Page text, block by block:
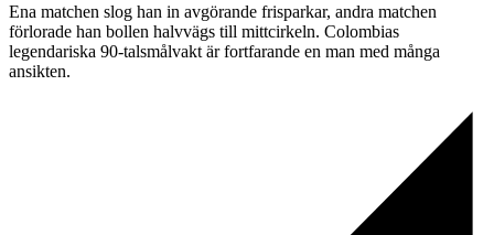
Ena matchen slog han in avgörande frisparkar, andra matchen
förlorade han bollen halvvägs till mittcirkeln. Colombias
legendariska 90-talsmålvakt är fortfarande en man med många
ansikten.